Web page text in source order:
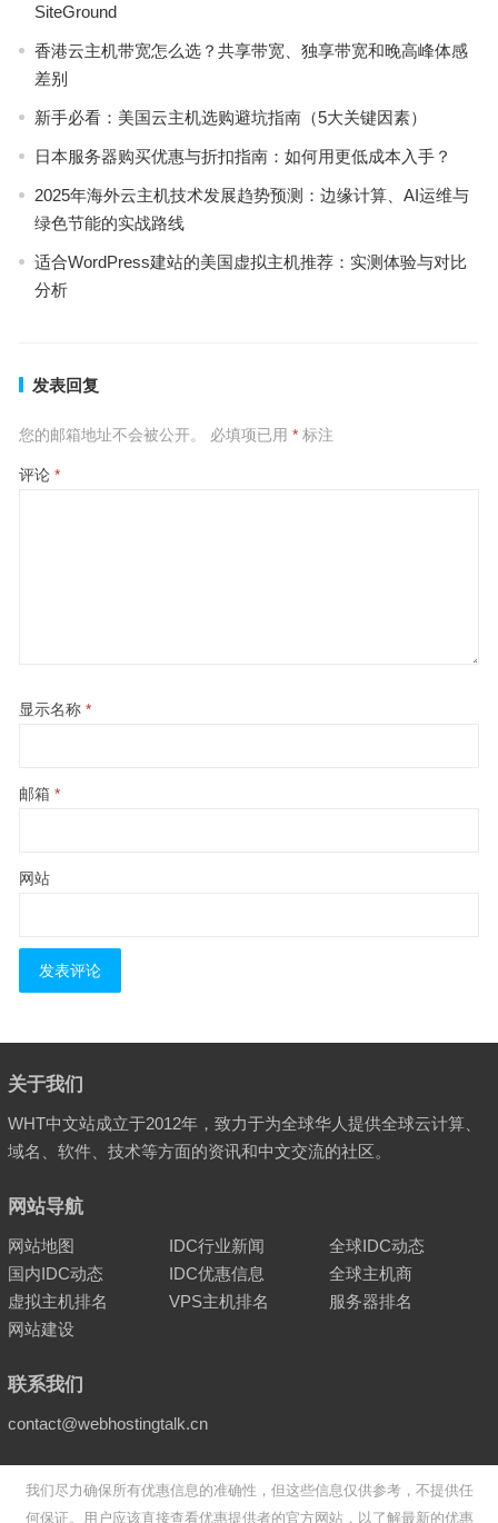
SiteGround
香港云主机带宽怎么选？共享带宽、独享带宽和晚高峰体感
差别
新手必看：美国云主机选购避坑指南（5大关键因素）
日本服务器购买优惠与折扣指南：如何用更低成本入手？
2025年海外云主机技术发展趋势预测：边缘计算、AI运维与
绿色节能的实战路线
适合WordPress建站的美国虚拟主机推荐：实测体验与对比
分析
发表回复
您的邮箱地址不会被公开。 必填项已用 *标注
评论 *
显示名称 *
邮箱 *
网站
关于我们
WHT中文站成立于2012年，致力于为全球华人提供全球云计算、
域名、软件、技术等方面的资讯和中文交流的社区。
网站导航
网站地图 IDC行业新闻
全球IDC动态
国内IDC动态
IDC优惠信息
全球主机商
虚拟主机排名
VPS主机排名
服务器排名
网站建设
联系我们
contact@webhostingtalk.cn
我们尽力确保所有优惠信息的准确性，但这些信息仅供参考，不提供任
何保证。用户应该直接查看优惠提供者的官方网站，以了解最新的优惠